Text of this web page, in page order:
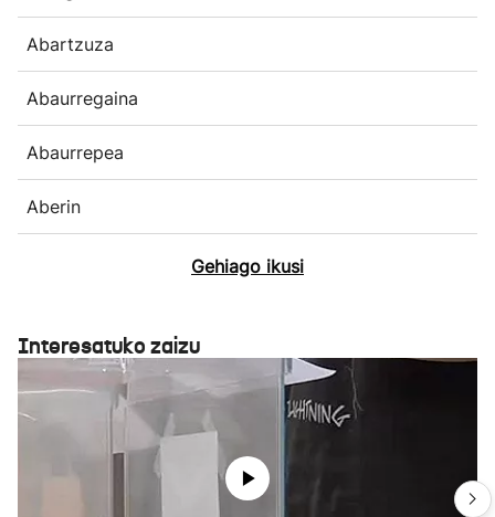
Abartzuza
Abaurregaina
Abaurrepea
Aberin
Gehiago ikusi
Interesatuko zaizu